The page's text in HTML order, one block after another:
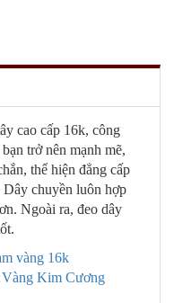
cao cấp 16k, công
trở nên mạnh mẽ,
thể hiện đẳng cấp
chuyền luôn hợp
Ngoài ra, đeo dây
vàng 16k
Vàng Kim Cương